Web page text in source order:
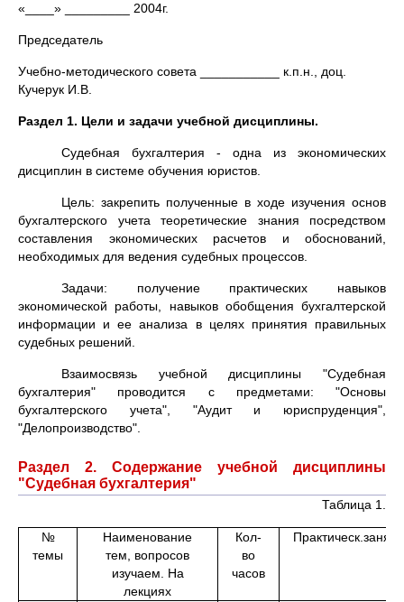
«____» _________ 2004г.
Председатель
Учебно-методического совета ___________ к.п.н., доц.
Кучерук И.В.
Раздел 1. Цели и задачи учебной дисциплины.
Судебная бухгалтерия - одна из экономических
дисциплин в системе обучения юристов.
Цель: закрепить полученные в ходе изучения основ
бухгалтерского учета теоретические знания посредством
составления экономических расчетов и обоснований,
необходимых для ведения судебных процессов.
Задачи: получение практических навыков
экономической работы, навыков обобщения бухгалтерской
информации и ее анализа в целях принятия правильных
судебных решений.
Взаимосвязь учебной дисциплины "Судебная
бухгалтерия" проводится с предметами: "Основы
бухгалтерского учета", "Аудит и юриспруденция",
"Делопроизводство".
Раздел 2. Содержание учебной дисциплины
"Судебная бухгалтерия"
Таблица 1.
№
темы
Наименование
тем, вопросов
изучаем. На
лекциях
Кол-
во
часов